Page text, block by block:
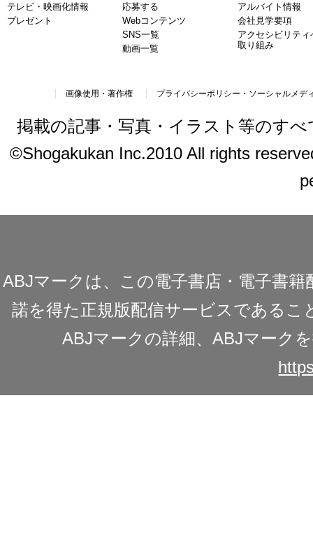
テレビ・映画化情報
プレゼント
応募する
Webコンテンツ
SNS一覧
動画一覧
アルバイト情報
会社見学要項
アクセシビリティ
取り組み
画像使用・著作権 プライバシーポリシー・ソーシャルメデ
掲載の記事・写真・イラスト等のす
©Shogakukan Inc.2010 All rights
ABJマークは、この電子書店・電子書
諾を得た正規版配信サービスであるこ
ABJマークの詳細、ABJマーク